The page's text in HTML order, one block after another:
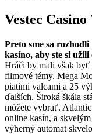
Vestec
Preto sme sa
kasíno, aby ste si
Hráči by mali však byť
filmové témy. Mega
piatimi valcami a 25
ďalších. Široká škála
môžete vybrať.
online kasín, a
výherný automat